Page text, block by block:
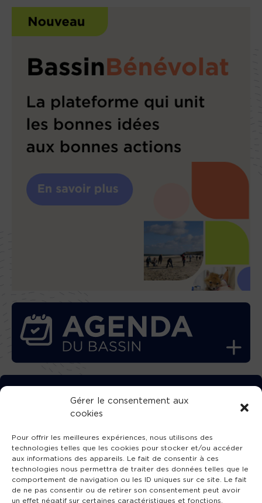
Gérer le consentement aux
cookies
Pour offrir les meilleures expériences, nous utilisons des
technologies telles que les cookies pour stocker et/ou accéder
aux informations des appareils. Le fait de consentir à ces
technologies nous permettra de traiter des données telles que le
comportement de navigation ou les ID uniques sur ce site. Le fait
de ne pas consentir ou de retirer son consentement peut avoir
un effet négatif sur certaines caractéristiques et fonctions.
TÉLÉCHARGEZ GRATUITEMENT
L’APPLICATION TVBA !
SUIVEZ-NOUS !